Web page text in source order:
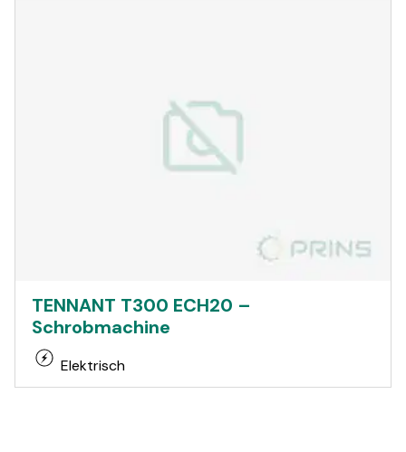
TENNANT T300 ECH20 –
Schrobmachine
Elektrisch